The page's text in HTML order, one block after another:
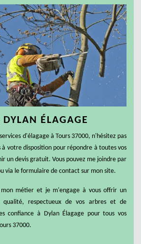
ÉLAGAGE
d'élagage à Tours 37000, n'hésitez pas
à votre disposition pour répondre à toutes vos
un devis gratuit. Vous pouvez me joindre par
via le formulaire de contact sur mon site.
mon métier et je m'engage à vous offrir un
qualité, respectueux de vos arbres et de
confiance à Dylan Élagage pour tous vos
37000.